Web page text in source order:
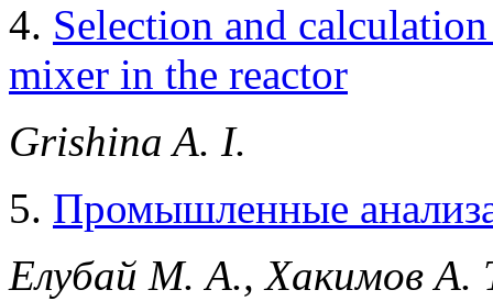
4. Selection and
mixer in the reactor
Grishina A. I.
5. Промышленные
Елубай М. А., Хакимов А.